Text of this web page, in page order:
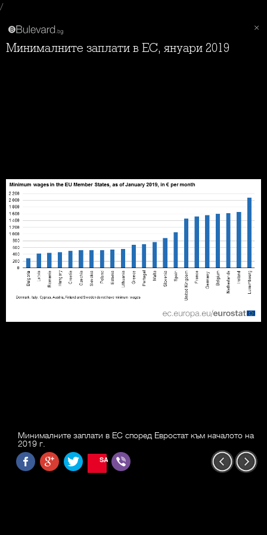
/
Минималните заплати в ЕС, януари 2019
Минималните заплати в ЕС според Евростат към началото на
2019 г.
SAVE